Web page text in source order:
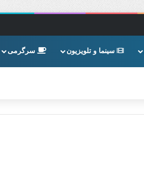
سینما و تلویزیون سرگرمی